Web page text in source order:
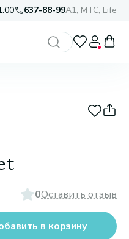
637-88-99A1, МТС, Life
0Оставить отзыв
в корзину